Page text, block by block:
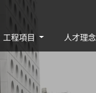
工程項目 人才理念